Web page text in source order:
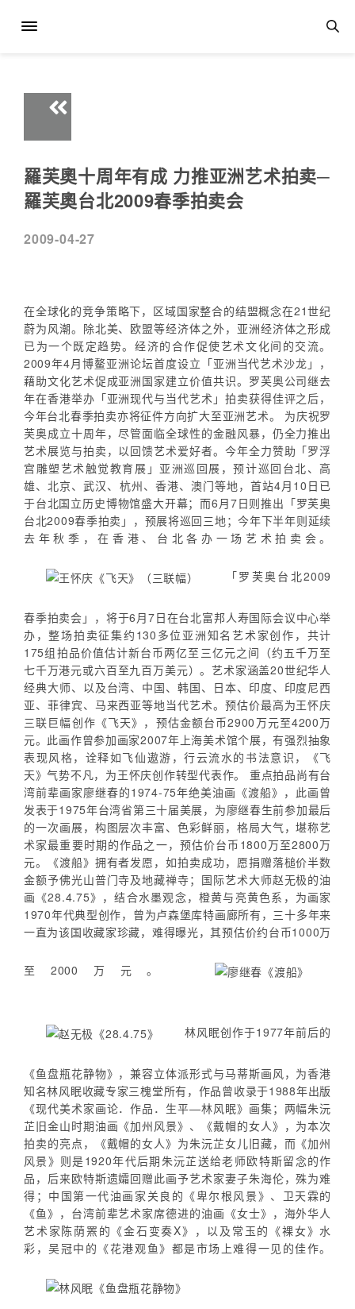
羅芙奧十周年有成 力推亚洲艺术拍卖─
羅芙奧台北2009春季拍卖会
2009-04-27
在全球化的竞争策略下，区域国家整合的结盟概念在21世纪
蔚为风潮。除北美、欧盟等经济体之外，亚洲经济体之形成
已为一个既定趋势。经济的合作促使艺术文化间的交流。
2009年4月博鳌亚洲论坛首度设立「亚洲当代艺术沙龙」，
藉助文化艺术促成亚洲国家建立价值共识。罗芙奥公司继去
年在香港举办「亚洲现代与当代艺术」拍卖获得佳评之后，
今年台北春季拍卖亦将征件方向扩大至亚洲艺术。 为庆祝罗
芙奥成立十周年，尽管面临全球性的金融风暴，仍全力推出
艺术展览与拍卖，以回馈艺术爱好者。今年全力赞助「罗浮
宫雕塑艺术触觉教育展」亚洲巡回展，预计巡回台北、高
雄、北京、武汉、杭州、香港、澳门等地，首站4月10日已
于台北国立历史博物馆盛大开幕；而6月7日则推出「罗芙奥
台北2009春季拍卖」，预展将巡回三地；今年下半年则延续
去年秋季，在香港、台北各办一场艺术拍卖会。
「罗芙奥台北2009
春季拍卖会」，将于6月7日在台北富邦人寿国际会议中心举
办，整场拍卖征集约130多位亚洲知名艺术家创作，共计
175组拍品价值估计新台币两亿至三亿元之间（约五千万至
七千万港元或六百至九百万美元）。艺术家涵盖20世纪华人
经典大师、以及台湾、中国、韩国、日本、印度、印度尼西
亚、菲律宾、马来西亚等地当代艺术。预估价最高为王怀庆
三联巨幅创作《飞天》，预估金额台币2900万元至4200万
元。此画作曾参加画家2007年上海美术馆个展，有强烈抽象
表现风格，诠释如飞仙遨游，行云流水的书法意识，《飞
天》气势不凡，为王怀庆创作转型代表作。 重点拍品尚有台
湾前辈画家廖继春的1974-75年绝美油画《渡船》，此画曾
发表于1975年台湾省第三十届美展，为廖继春生前参加最后
的一次画展，构图层次丰富、色彩鲜丽，格局大气，堪称艺
术家最重要时期的作品之一，预估价台币1800万至2800万
元。《渡船》拥有者发愿，如拍卖成功，愿捐赠落槌价半数
金额予佛光山普门寺及地藏禅寺；国际艺术大师赵无极的油
画《28.4.75》，结合水墨观念，橙黄与亮黄色系，为画家
1970年代典型创作，曾为卢森堡库特画廊所有，三十多年来
一直为该国收藏家珍藏，难得曝光，其预估价约台币1000万
至2000万元。
林风眠创作于1977年前后的
《鱼盘瓶花静物》，兼容立体派形式与马蒂斯画风，为香港
知名林风眠收藏专家三槐堂所有，作品曾收录于1988年出版
《现代美术家画论．作品．生平—林风眠》画集；两幅朱沅
芷旧金山时期油画《加州风景》、《戴帽的女人》，为本次
拍卖的亮点，《戴帽的女人》为朱沅芷女儿旧藏，而《加州
风景》则是1920年代后期朱沅芷送给老师欧特斯留念的作
品，后来欧特斯遗孀回赠此画予艺术家妻子朱海伦，殊为难
得；中国第一代油画家关良的《卑尔根风景》、卫天霖的
《鱼》，台湾前辈艺术家席德进的油画《女士》，海外华人
艺术家陈荫罴的《金石变奏X》，以及常玉的《裸女》水
彩，吴冠中的《花港观鱼》都是市场上难得一见的佳作。